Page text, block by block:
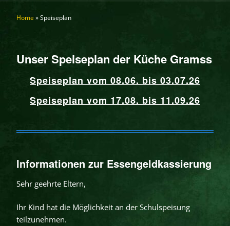
Home »Speiseplan
Unser Speiseplan der Küche Gramss
Speiseplan vom 08.06. bis 03.07.26
Speiseplan vom 17.08. bis 11.09.26
Informationen zur Essengeldkassierung
Sehr geehrte Eltern,
Ihr Kind hat die Möglichkeit an der Schulspeisung
teilzunehmen.